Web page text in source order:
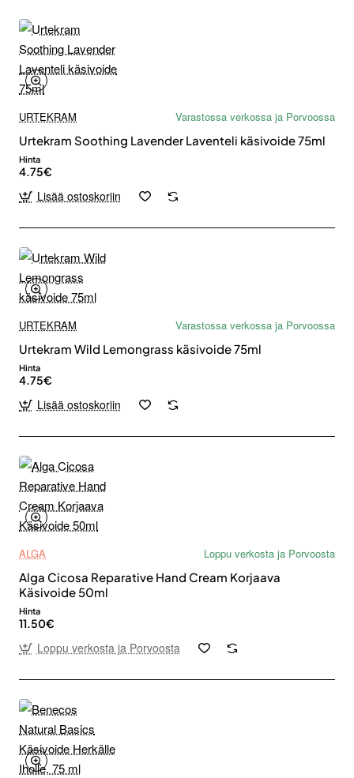
URTEKRAM
Varastossa verkossa ja Porvoossa
Urtekram Soothing Lavender Laventeli käsivoide 75ml
Hinta
4.75€
Lisää ostoskoriin
URTEKRAM
Varastossa verkossa ja Porvoossa
Urtekram Wild Lemongrass käsivoide 75ml
Hinta
4.75€
Lisää ostoskoriin
ALGA
Loppu verkosta ja Porvoosta
Alga Cicosa Reparative Hand Cream Korjaava
Käsivoide 50ml
Hinta
11.50€
Loppu verkosta ja Porvoosta